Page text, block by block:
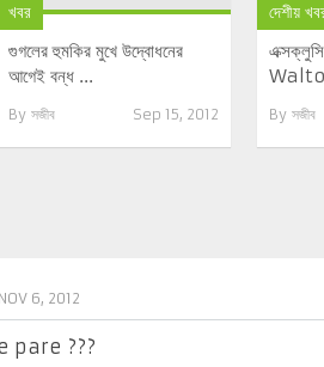
খবর
গুগলের হুমকির মুখে উদ্বোধনের
আগেই বন্ধ ...
By সজীব Sep 15, 2012
দেশীয়
By সজীব
NOV 6, 2012
pare ???